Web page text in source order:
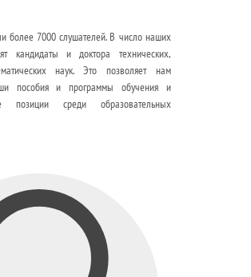
более 7000 слушателей. В число наших
кандидаты и доктора технических,
наук. Это позволяет нам
пособия и программы обучения и
позиции среди образовательных